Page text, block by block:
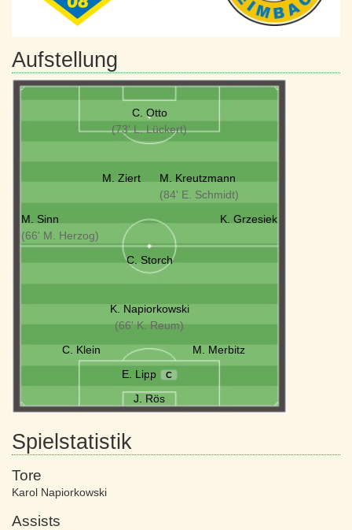
Aufstellung
C. Otto
(73' L. Lückert)
M. Ziert
M. Kreutzmann
(84' E. Schmidt)
M. Sinn
(66' M. Herzog)
K. Grzesiek
C. Storch
K. Napiorkowski
(66' K. Reum)
C. Klein
M. Merbitz
E. Lipp
C
J. Rös
Spielstatistik
Tore
Karol Napiorkowski
Assists